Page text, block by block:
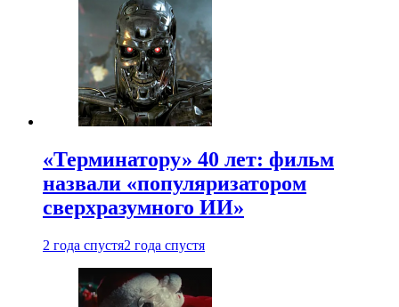
«Терминатору» 40 лет: фильм
назвали «популяризатором
сверхразумного ИИ»
2 года спустя2 года спустя